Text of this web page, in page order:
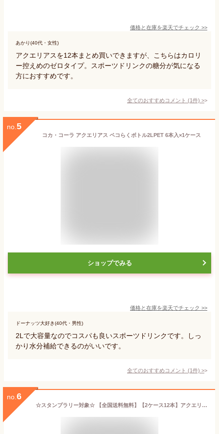
価格と在庫を楽天でチェック >>
あかり(40代・女性)
アクエリアスを12本まとめ買いできますが、こちらはカロリ
ー控えめのゼロタイプ。スポーツドリンクの糖分が気になる
方におすすめです。
全てのおすすめコメント (1件) >
no. 5
コカ・コーラ アクエリアス ペコらくボトル2LPET 6本入×1ケース
ショップでみる
価格と在庫を楽天でチェック >>
ドーナッツ大好き(40代・男性)
2Lで大容量なのでコスパも良いスポーツドリンクです。しっ
かり水分補給できるのがいいです。
全てのおすすめコメント (1件) >
no. 6
☆スタンプラリー対象☆ 【全国送料無料】【2ケース12本】アクエリアス ペコらくボトル2LPET スポーツドリンク 熱中症 aquarius | コカコーラ ケース ドリンク 玄関 配達 お得 おすすめ おすすめ 売れ筋